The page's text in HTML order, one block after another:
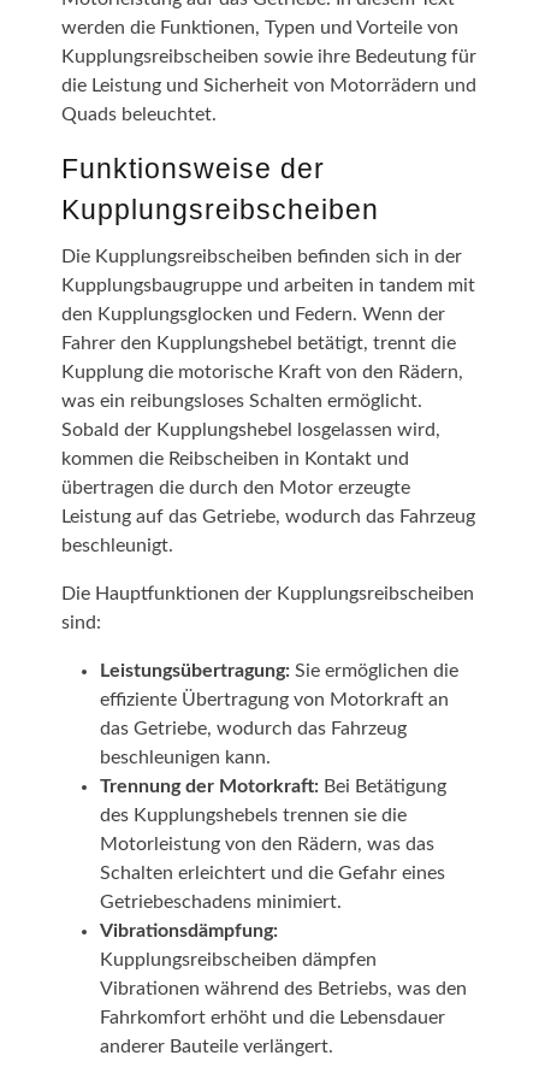
für die Suzuki LTZ 400 und DRZ 400 werden aus
hochwertigen Materialien gefertigt, die eine
lange Lebensdauer und Robustheit
Reibscheiben sind speziell für die Modelle LTZ
400 und DRZ 400 ausgelegt, sodass sie eine
den Kupplungsglocken bieten. Leistungsstarke
Reibung: Dank der hochqualitativen
Oberflächenbehandlung bieten unsere
Kupplungsreibscheiben eine überlegene
Reibungseigenschaft, die eine schnellere
Kraftübertragung ermöglicht. Hohe
Temperaturbeständigkeit: Diese Reibscheiben
sind so konzipiert, dass sie selbst bei hohen
Betriebstemperaturen zuverlässig arbeiten.
Vorteile für Fahrer Verbesserte Beschleunigung:
Hochwertige Kupplungsreibscheiben sorgen für
eine schnelle und effiziente Kraftübertragung.
Reduzierter Wartungsaufwand: Mit langlebigen
Materialien tragen unsere Reibscheiben dazu bei,
den Wartungsaufwand für Ihre Suzuki LTZ 400
und DRZ 400 zu minimieren. Erhöhter
Fahrkomfort: Die sanfte und präzise Leistung der
Kupplungsreibscheiben verbessert den Komfort
beim Fahren. Zuverlässigkeit: Robuste
Sicherheit Ihrer Fahrzeuge. Fazit
Suzuki DRZ 400 Motorräder. Hochwertige
Materialien, optimale Passgenauigkeit und
innovative Technologie machen unsere
anspruchsvolle Fahrer. Vertrauen Sie auf unsere
hochwertigen Kupplungsreibscheiben und
erleben Sie die Vorteile einer optimalen
Straße und im Gelände.
werden die Funktionen, Typen und Vorteile von
Kupplungsreibscheiben sowie ihre Bedeutung für
die Leistung und Sicherheit von Motorrädern und
Quads beleuchtet.
Funktionsweise der
Kupplungsreibscheiben
Die Kupplungsreibscheiben befinden sich in der
Kupplungsbaugruppe und arbeiten in tandem mit
den Kupplungsglocken und Federn. Wenn der
Fahrer den Kupplungshebel betätigt, trennt die
Kupplung die motorische Kraft von den Rädern,
was ein reibungsloses Schalten ermöglicht.
Sobald der Kupplungshebel losgelassen wird,
kommen die Reibscheiben in Kontakt und
übertragen die durch den Motor erzeugte
Leistung auf das Getriebe, wodurch das Fahrzeug
beschleunigt.
Die Hauptfunktionen der Kupplungsreibscheiben
sind:
Leistungsübertragung: Sie ermöglichen die
effiziente Übertragung von Motorkraft an
das Getriebe, wodurch das Fahrzeug
beschleunigen kann.
Trennung der Motorkraft: Bei Betätigung
des Kupplungshebels trennen sie die
Motorleistung von den Rädern, was das
Schalten erleichtert und die Gefahr eines
Getriebeschadens minimiert.
Vibrationsdämpfung:
Kupplungsreibscheiben dämpfen
Vibrationen während des Betriebs, was den
Fahrkomfort erhöht und die Lebensdauer
anderer Bauteile verlängert.